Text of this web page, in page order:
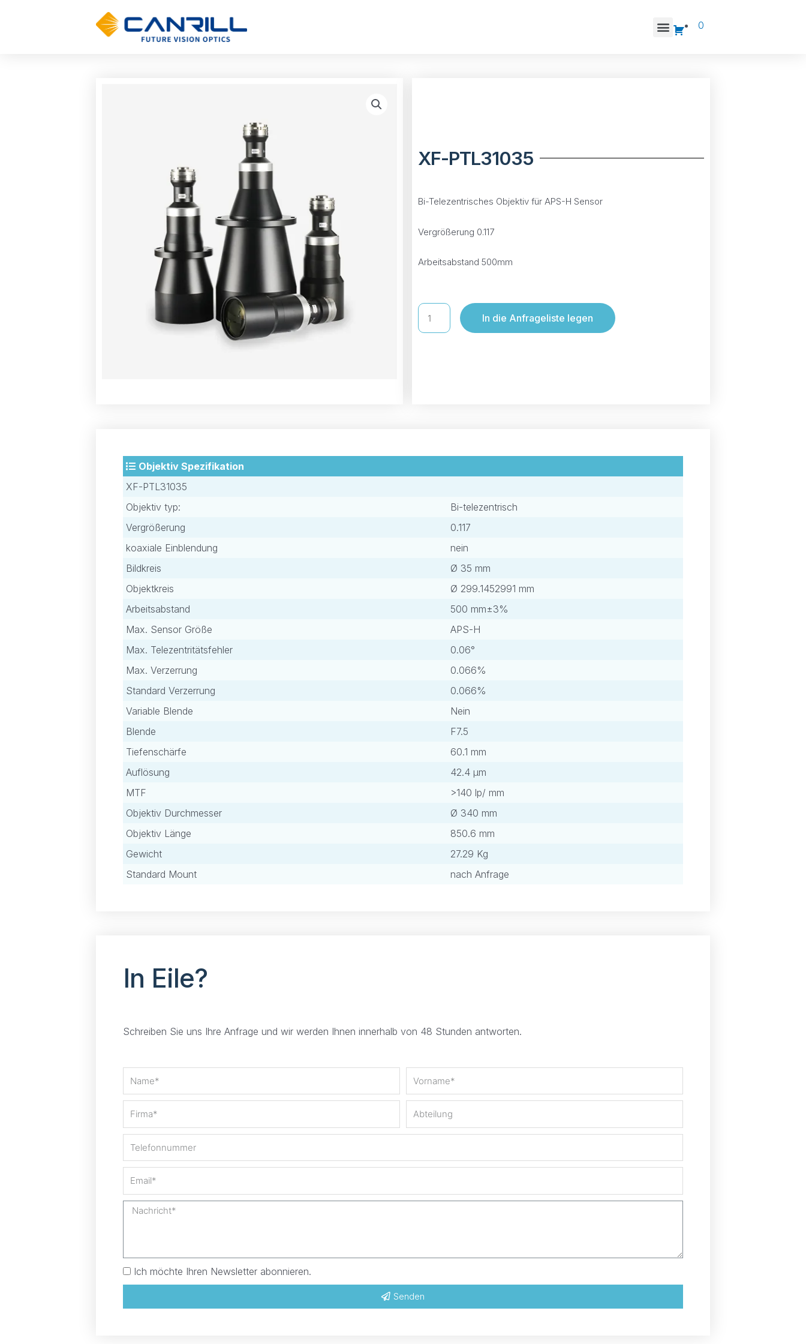
0
XF-PTL31035
Bi-Telezentrisches Objektiv für APS-H Sensor
Vergrößerung 0.117
Arbeitsabstand 500mm
In die Anfrageliste legen
Objektiv Spezifikation
XF-PTL31035
Objektiv typ:
Bi-telezentrisch
Vergrößerung
0.117
koaxiale Einblendung
nein
Bildkreis
Ø 35 mm
Objektkreis
Ø 299.1452991 mm
Arbeitsabstand
500 mm±3%
Max. Sensor Größe
APS-H
Max. Telezentritätsfehler
0.06°
Max. Verzerrung
0.066%
Standard Verzerrung
0.066%
Variable Blende
Nein
Blende
F7.5
Tiefenschärfe
60.1 mm
Auflösung
42.4 μm
MTF
>140 lp/ mm
Objektiv Durchmesser
Ø 340 mm
Objektiv Länge
850.6 mm
Gewicht
27.29 Kg
Standard Mount
nach Anfrage
In Eile?
Schreiben Sie uns Ihre Anfrage und wir werden Ihnen innerhalb von 48 Stunden antworten.
Ich möchte Ihren Newsletter abonnieren.
Senden